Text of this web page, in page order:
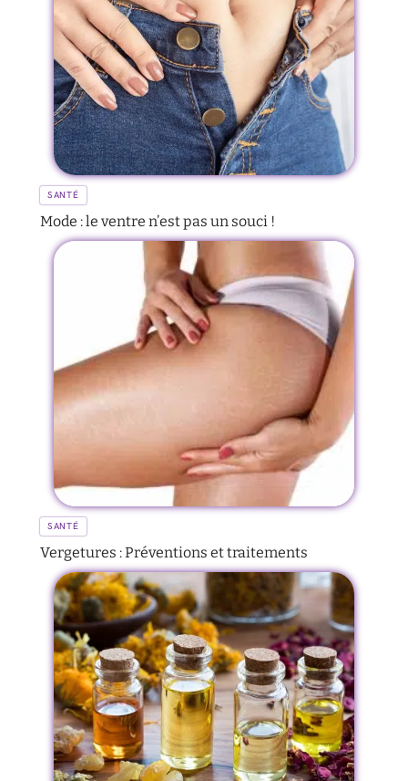
SANTÉ
Mode : le ventre n’est pas un souci !
SANTÉ
Vergetures : Préventions et traitements